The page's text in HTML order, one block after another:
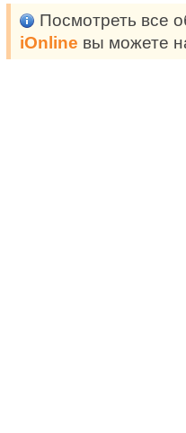
Посмотреть все
iOnline вы можете